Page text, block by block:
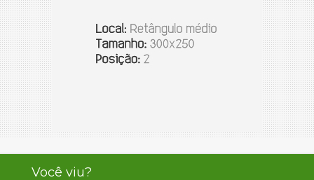
Você viu?